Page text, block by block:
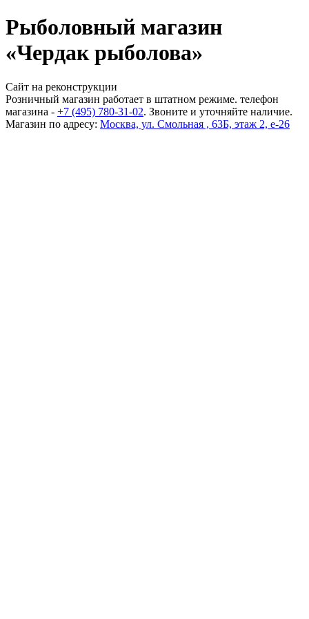
Рыболовный магазин
«Чердак рыболова»
Сайт на реконструкции
Розничный магазин работает в штатном режиме. телефон
магазина - +7 (495) 780-31-02. Звоните и уточняйте наличие.
Магазин по адресу: Москва, ул. Смольная , 63Б, этаж 2, е-26